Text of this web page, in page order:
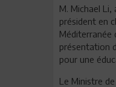
M. Michael
président en
Méditerranée
présentation
pour une
Le Ministre